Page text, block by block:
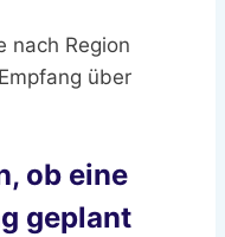
nach Region
über
ob eine
geplant